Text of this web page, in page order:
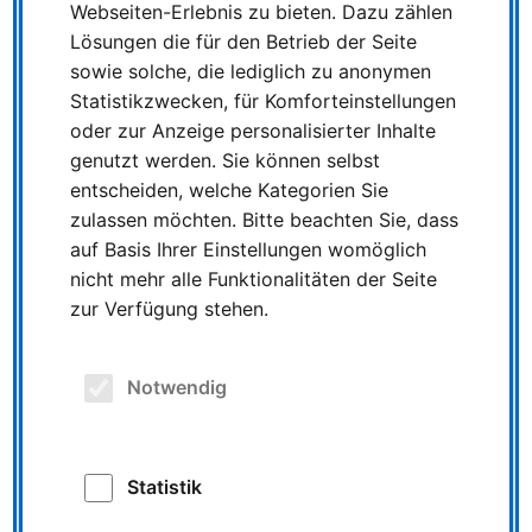
Linie 94 Emmerich Zevenaarer Str.
- Emmerich Derksen
Die Fahrzeiten an Schultagen auf der Fahrt ab
Emmerich Bf. um 14:58 Uhr werden angepasst: Neue
Ankunftszeit an der Haltestelle Zevenaarer Straße ist
15:33 Uhr.
Linie 95 Bocholt Bustreff - Rees
Busbahnhof
angepasst.
Webseiten-Erlebnis zu bieten. Dazu zählen
Lösungen die für den Betrieb der Seite
sowie solche, die lediglich zu anonymen
Statistikzwecken, für Komforteinstellungen
oder zur Anzeige personalisierter Inhalte
genutzt werden. Sie können selbst
entscheiden, welche Kategorien Sie
zulassen möchten. Bitte beachten Sie, dass
auf Basis Ihrer Einstellungen womöglich
nicht mehr alle Funktionalitäten der Seite
zur Verfügung stehen.
Notwendig
Statistik